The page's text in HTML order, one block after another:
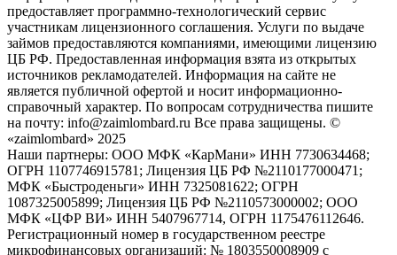
предоставляет программно-технологический сервис
участникам лицензионного соглашения. Услуги по выдаче
займов предоставляются компаниями, имеющими лицензию
ЦБ РФ. Предоставленная информация взята из открытых
источников рекламодателей. Информация на сайте не
является публичной офертой и носит информационно-
справочный характер. По вопросам сотрудничества пишите
на почту: info@zaimlombard.ru Все права защищены. ©
«zaimlombard» 2025
Наши партнеры: ООО МФК «КарМани» ИНН 7730634468;
ОГРН 1107746915781; Лицензия ЦБ РФ №2110177000471;
МФК «Быстроденьги» ИНН 7325081622; ОГРН
1087325005899; Лицензия ЦБ РФ №2110573000002; ООО
МФК «ЦФР ВИ» ИНН 5407967714, ОГРН 1175476112646.
Регистрационный номер в государственном реестре
микрофинансовых организаций: № 1803550008909 с